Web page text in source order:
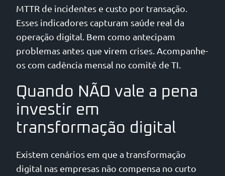
MTTR de incidentes e custo por transação.
Esses indicadores capturam saúde real da
operação digital. Bem como antecipam
problemas antes que virem crises. Acompanhe-
os com cadência mensal no comitê de TI.
Quando NÃO vale a pena
investir em
transformação digital
Existem cenários em que a transformação
digital nas empresas não compensa no curto